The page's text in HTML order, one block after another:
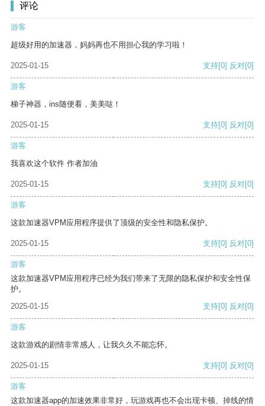
评论
游客
超级好用的加速器，妈妈再也不用担心我的学习啦！
2025-01-15 支持[0] 反对[0]
游客
梯子神器，ins随便看，美美哒！
2025-01-15 支持[0] 反对[0]
游客
我喜欢这个软件 作者加油
2025-01-15 支持[0] 反对[0]
游客
这款加速器VPM应用程序提供了顶级的安全性和隐私保护。
2025-01-15 支持[0] 反对[0]
游客
这款加速器VPM应用程序已经为我们带来了无限的隐私保护和安全性保
护。
2025-01-15
支持[0] 反对[0]
游客
这款游戏的剧情非常感人，让我久久不能忘怀。
2025-01-15 支持[0] 反对[0]
游客
这款加速器app的加速效果非常好，玩游戏再也不会出现卡顿、掉线的情